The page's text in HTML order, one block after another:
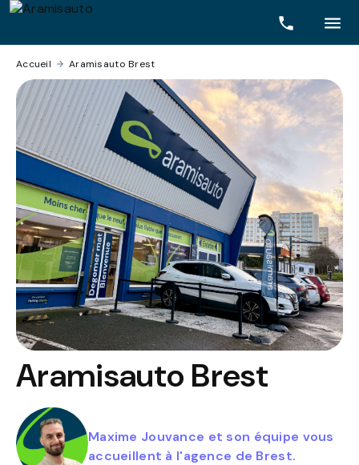
Aramisauto Brest
Maxime Jouvance et son équipe vous
accueillent à l'agence de Brest.
Accueil › Aramisauto Brest